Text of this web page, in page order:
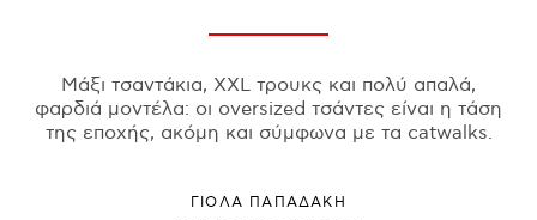
Μάξι τσαντάκια, XXL τρουκς και πολύ απαλά,
φαρδιά μοντέλα: οι oversized τσάντες είναι η τάση
της εποχής, ακόμη και σύμφωνα με τα catwalks.
ΓΙΌΛΑ ΠΑΠΑΔΆΚΗ